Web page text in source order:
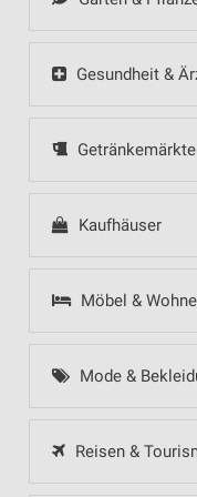
Gesundheit &
Getränkemärkte
Kaufhäuser
Möbel &
Mode &
Reisen &